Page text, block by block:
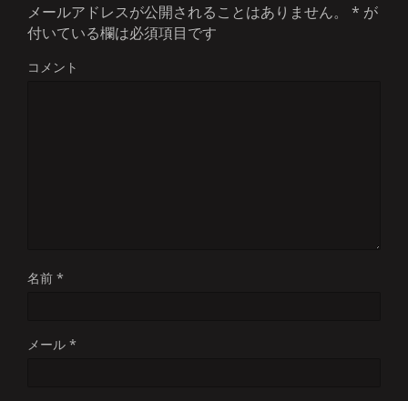
メールアドレスが公開されることはありません。 * が
付いている欄は必須項目です
コメント
名前 *
メール *